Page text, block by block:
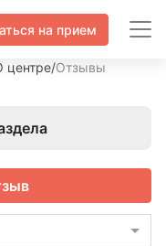
на прием
центре/Отзывы